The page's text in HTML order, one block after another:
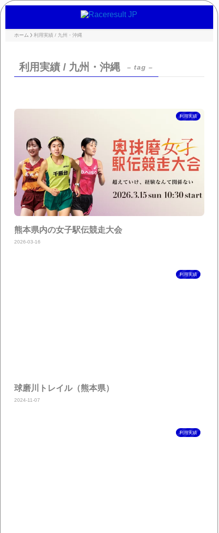
ホーム 利用実績 / 九州・沖縄
利用実績 / 九州・沖縄 – tag –
利用実績
熊本県内の女子駅伝競走大会
2026-03-16
利用実績
球磨川トレイル（熊本県）
2024-11-07
利用実績